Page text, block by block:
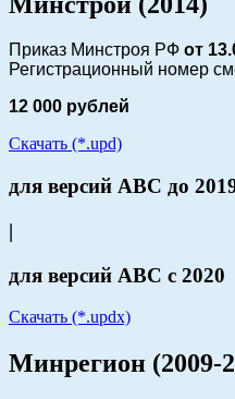
Приказ Минстроя РФ от
Регистрационный номер
12 000 рублей
Скачать (*.upd)
для версий АВС до
|
для версий АВС с 2020
Скачать (*.updx)
Минрегион (2009-